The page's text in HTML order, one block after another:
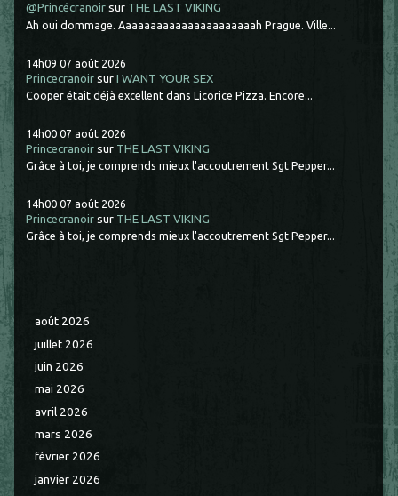
@Princécranoir sur THE LAST VIKING
Ah oui dommage. Aaaaaaaaaaaaaaaaaaaaaah Prague. Ville...
14h09 07 août 2026
Princecranoir surI WANT YOUR SEX
Cooper était déjà excellent dans Licorice Pizza. Encore...
14h00 07 août 2026
Princecranoir sur THE LAST VIKING
Grâce à toi, je comprends mieux l'accoutrement Sgt Pepper...
14h00 07 août 2026
Princecranoir sur THE LAST VIKING
Grâce à toi, je comprends mieux l'accoutrement Sgt Pepper...
août 2026
juillet 2026
juin 2026
mai 2026
avril 2026
mars 2026
février 2026
janvier 2026